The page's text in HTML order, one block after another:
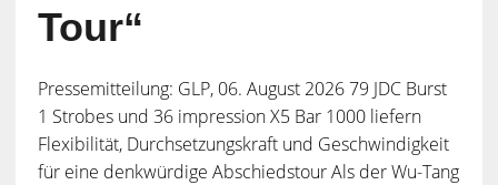
Tour“
Pressemitteilung: GLP, 06. August 2026 79 JDC Burst
1 Strobes und 36 impression X5 Bar 1000 liefern
Flexibilität, Durchsetzungskraft und Geschwindigkeit
für eine denkwürdige Abschiedstour Als der Wu-Tang